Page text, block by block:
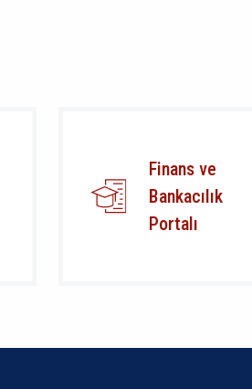
Finans ve
Bankacılık
Portalı